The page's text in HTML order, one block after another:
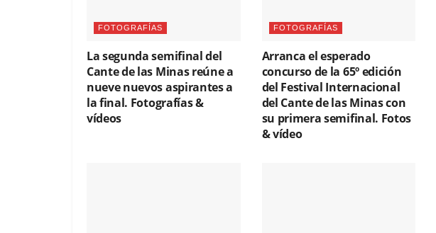
FOTOGRAFÍAS
La segunda semifinal del
Cante de las Minas reúne a
nueve nuevos aspirantes a
la final. Fotografías &
vídeos
FOTOGRAFÍAS
Arranca el esperado
concurso de la 65º edición
del Festival Internacional
del Cante de las Minas con
su primera semifinal. Fotos
& vídeo